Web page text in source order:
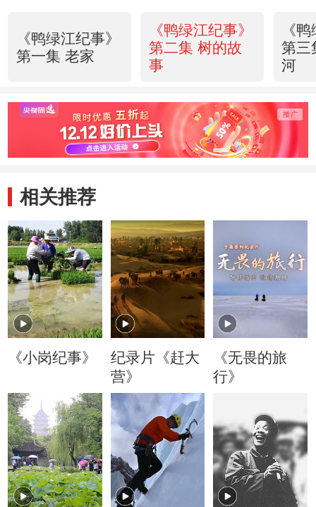
《鸭绿江纪事》
第一集 老家
《鸭绿江纪事》
第二集 树的故
事
《
第三
河
相关推荐
《小岗纪事》
纪录片《赶大
营》
《无畏的旅
行》